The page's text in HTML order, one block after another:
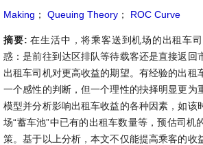
Making ； Queuing Theory ； ROC Curve
摘要:在生活中，将乘客送到机场的出租车
惑：是前往到达区排队等待载客还是直接返回
出租车司机对更高收益的期望。有经验的出租
一个感性的判断，但一个理性的抉择明显更为
模型并分析影响出租车收益的各种因素，如该
场“蓄车池”中已有的出租车数量等，预估司机
策。基于以上分析，本文不仅能提高乘客的收